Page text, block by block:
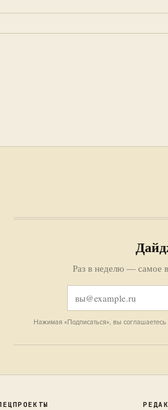
Раз в неделю — самое
Нажимая «Подписаться», вы соглашаетесь